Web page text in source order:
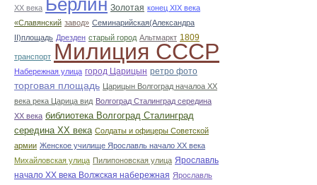
ХХ века Берлин Золотая конец ХІХ века
«Славянский завод» Семинарийская(Александра
II)площадь Дрезден старый город Альтмаркт 1809
транспорт Милиция СССР
Набережная улица город Царицын ретро фото
торговая площадь Царицын Волгоград началоа ХХ
века река Царица вид Волгоград Сталинград середина
ХХ века библиотека Волгоград Сталинград
середина ХХ века Солдаты и офицеры Советской
армии Женское училище Ярославль начало ХХ века
Михайловская улица Пилипоновская улица Ярославль
начало ХХ века Волжская набережная Ярославль